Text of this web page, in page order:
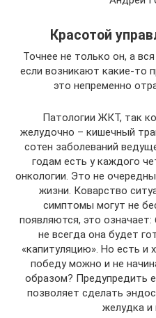
Красотой
Точнее не только он, а
если возникают какие-то
это непременно
Патологии ЖКТ, так
желудочно – кишечный
сотен заболеваний
годам есть у каждого
онкологии. Это не
жизни. Коварство
симптомы могут не
появляются, это
не всегда она будет
«капитуляцию». Но есть и
победу можно и не
образом? Предупредить
позволяет сделать
желудка и